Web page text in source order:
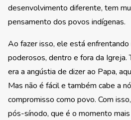
desenvolvimento diferente, tem
pensamento dos povos indígenas.
Ao fazer isso, ele está
poderosos, dentro e fora da Igreja.
era a angústia de dizer ao Papa,
Mas não é fácil e também cabe a
compromisso como povo. Com
pós-sínodo, que é o momento